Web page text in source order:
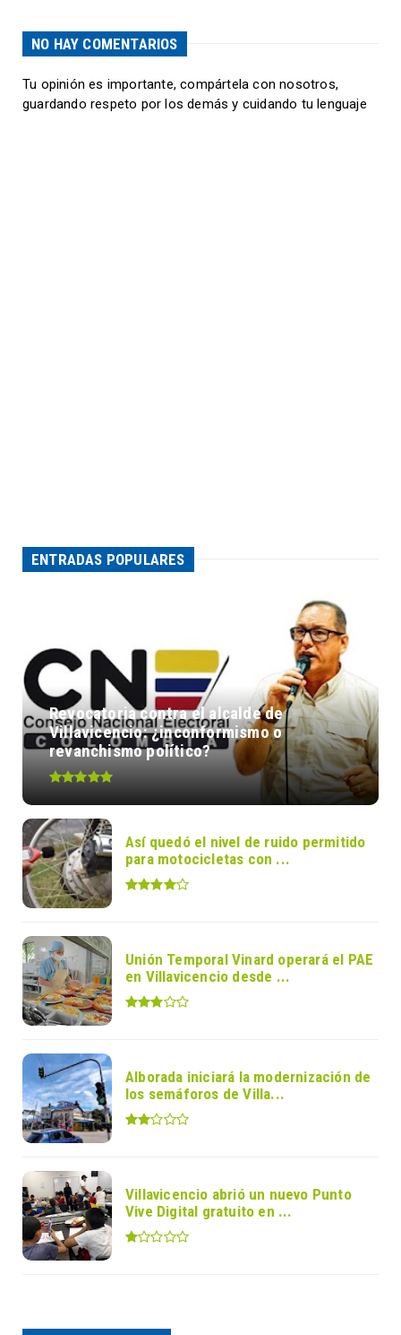
NO HAY COMENTARIOS
Tu opinión es importante, compártela con nosotros,
guardando respeto por los demás y cuidando tu lenguaje
ENTRADAS POPULARES
Revocatoria contra el alcalde de
Villavicencio: ¿inconformismo o
revanchismo político?
Así quedó el nivel de ruido permitido
para motocicletas con ...
Unión Temporal Vinard operará el PAE
en Villavicencio desde ...
Alborada iniciará la modernización de
los semáforos de Villa...
Villavicencio abrió un nuevo Punto
Vive Digital gratuito en ...